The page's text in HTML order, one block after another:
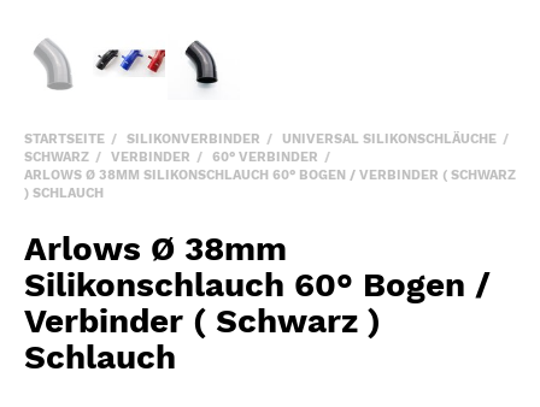
STARTSEITE SILIKONVERBINDER
UNIVERSAL SILIKONSCHLÄUCHE
SCHWARZ
VERBINDER
60° VERBINDER
ARLOWS Ø 38MM SILIKONSCHLAUCH 60° BOGEN / VERBINDER ( SCHWARZ
) SCHLAUCH
Arlows Ø 38mm
Silikonschlauch 60° Bogen /
Verbinder ( Schwarz )
Schlauch